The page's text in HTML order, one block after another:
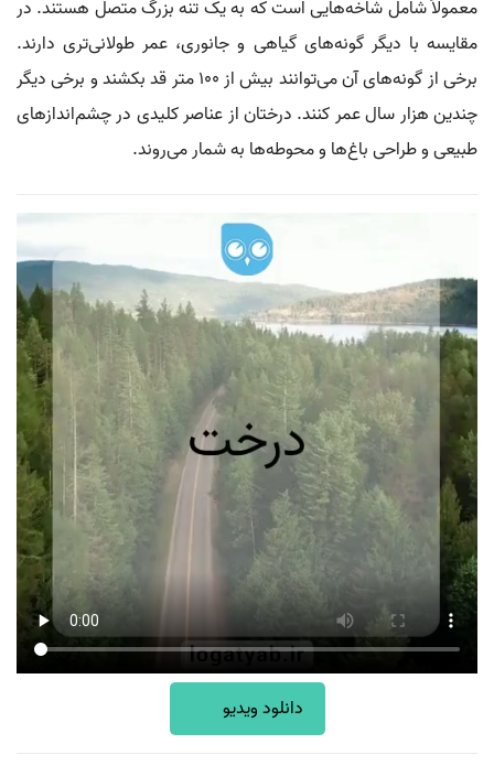
معمولاً شامل شاخه‌هایی است که به یک تنه بزرگ متصل هستند. در
مقایسه با دیگر گونه‌های گیاهی و جانوری، عمر طولانی‌تری دارند.
برخی از گونه‌های آن می‌توانند بیش از ۱۰۰ متر قد بکشند و برخی دیگر
چندین هزار سال عمر کنند. درختان از عناصر کلیدی در چشم‌اندازهای
طبیعی و طراحی باغ‌ها و محوطه‌ها به شمار می‌روند.
دانلود ویدیو